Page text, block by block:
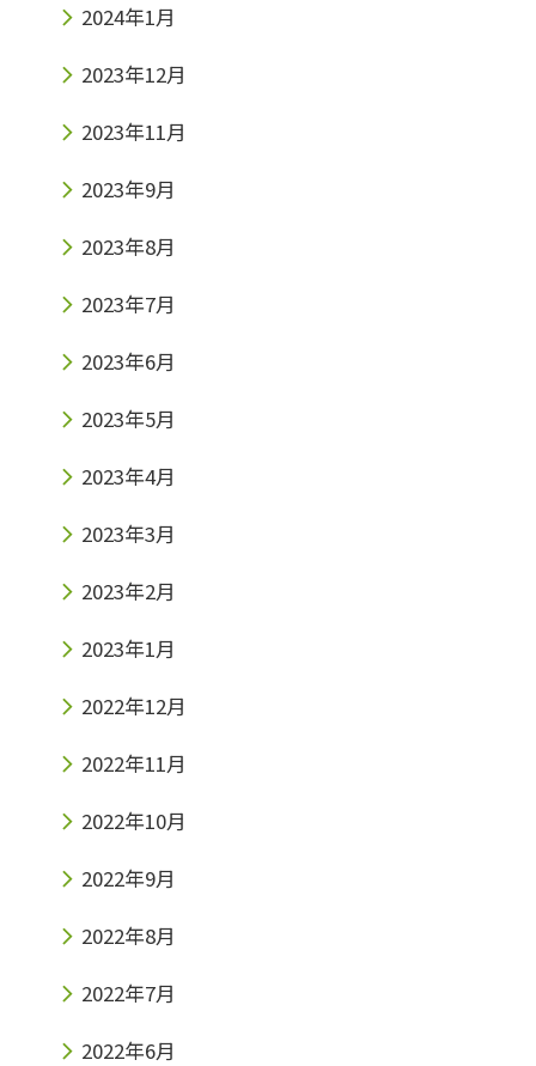
2024年1月
2023年12月
2023年11月
2023年9月
2023年8月
2023年7月
2023年6月
2023年5月
2023年4月
2023年3月
2023年2月
2023年1月
2022年12月
2022年11月
2022年10月
2022年9月
2022年8月
2022年7月
2022年6月